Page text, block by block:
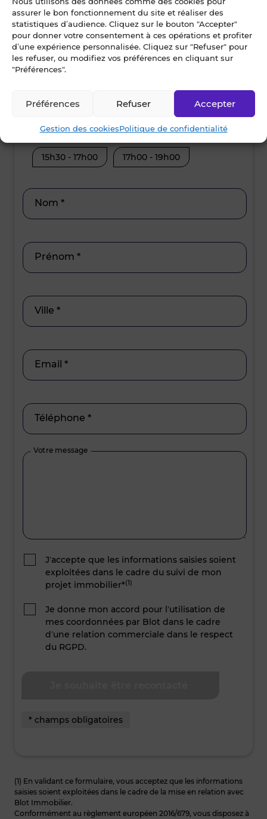
assurer le bon fonctionnement du site et réaliser des
statistiques d’audience. Cliquez sur le bouton "Accepter"
pour donner votre consentement à ces opérations et profiter
d’une expérience personnalisée. Cliquez sur "Refuser" pour
les refuser, ou modifiez vos préférences en cliquant sur
"Préférences".
Accepter
Refuser
Préférences
Gestion des cookiesPolitique de confidentialité
Dès que possible
Je suis disponible toute la journée
12h00 - 14h00 14h00 - 15h30
15h30 - 17h00 17h00 - 19h00
Je suis
08h30 -
Nom *
Prénom *
Ville *
Email *
Téléphone *
Votre message
J’accepte que les informations saisies soient
exploitées dans le cadre du suivi de mon
projet immobilier*(1)
Je donne mon accord pour l’utilisation de
mes coordonnées par Blot dans le cadre
d’une relation commerciale dans le respect
du RGPD.
* champs obligatoires
(1) En validant ce formulaire, vous acceptez que les informations
saisies soient exploitées dans le cadre de la mise en relation avec
Blot Immobilier.
Conformément au règlement européen 2016/679, vous disposez à